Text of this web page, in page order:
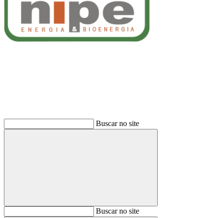
Buscar no site
BuscarBuscar no site